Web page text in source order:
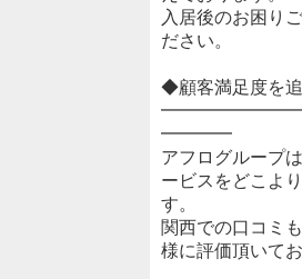
入居後のお困り
ださい。
◆顧客満足度を
━━━━
アフログループ
ービスをどこよ
す。
関西での口コミ
様に評価頂いてお